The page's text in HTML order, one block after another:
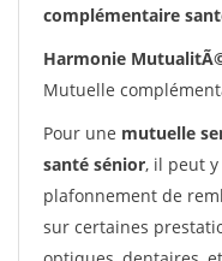
complémentaire
Harmonie
Mutuelle
Pour une mutuelle
santé sénior, il peut
plafonnement de
sur certaines